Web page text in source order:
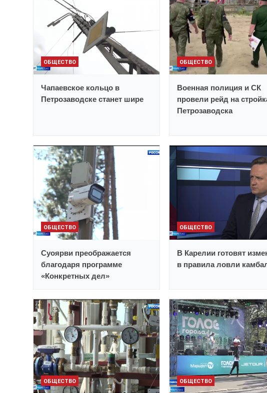
ОБЩЕСТВО
Чапаевское кольцо в
Петрозаводске станет шире
ОБЩЕСТВО
Военная полиция и СК
провели рейд на
Петрозаводска
ОБЩЕСТВО
Суоярви преображается
благодаря программе
«Конкретных дел»
ОБЩЕСТВО
В Карелии готовят
в правила ловли
ОБЩЕСТВО ОБЩЕСТВО